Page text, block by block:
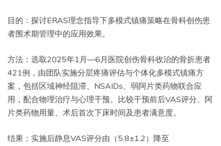
目的：探讨ERAS理念指导下多模式镇痛策略在骨科创伤患
者围术期管理中的应用效果。
方法：选取2025年1月—6月医院创伤骨科收治的骨折患者
421例，由团队实施分层疼痛评估与个体化多模式镇痛方
案，包括区域神经阻滞、NSAIDs、弱阿片类药物联合应
用，配合物理治疗与心理干预。比较干预前后VAS评分、阿
片类药物用量、术后首次下床时间及患者满意度。
结果：实施后静息VAS评分由（5.8±1.2）降至